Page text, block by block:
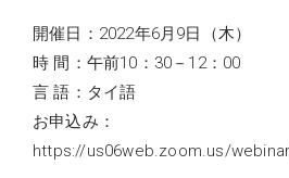
開催日：2022年6月9日（木）
時 間：午前10：30－12：00
言 語：タイ語
お申込み：
https://us06web.zoom.us/